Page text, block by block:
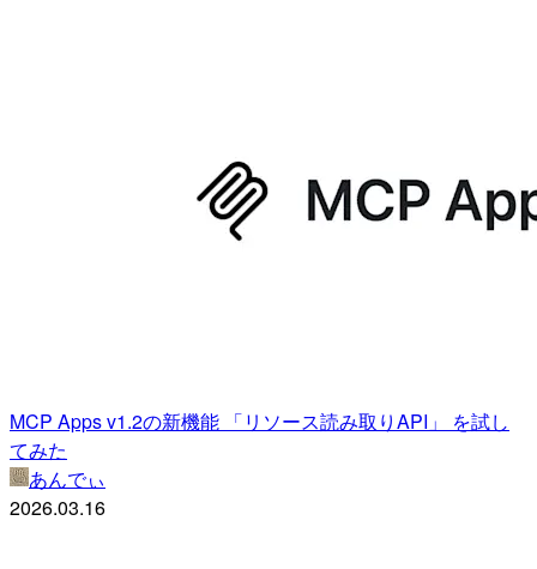
MCP Apps v1.2の新機能 「リソース読み取りAPI」 を試し
てみた
あんでぃ
2026.03.16